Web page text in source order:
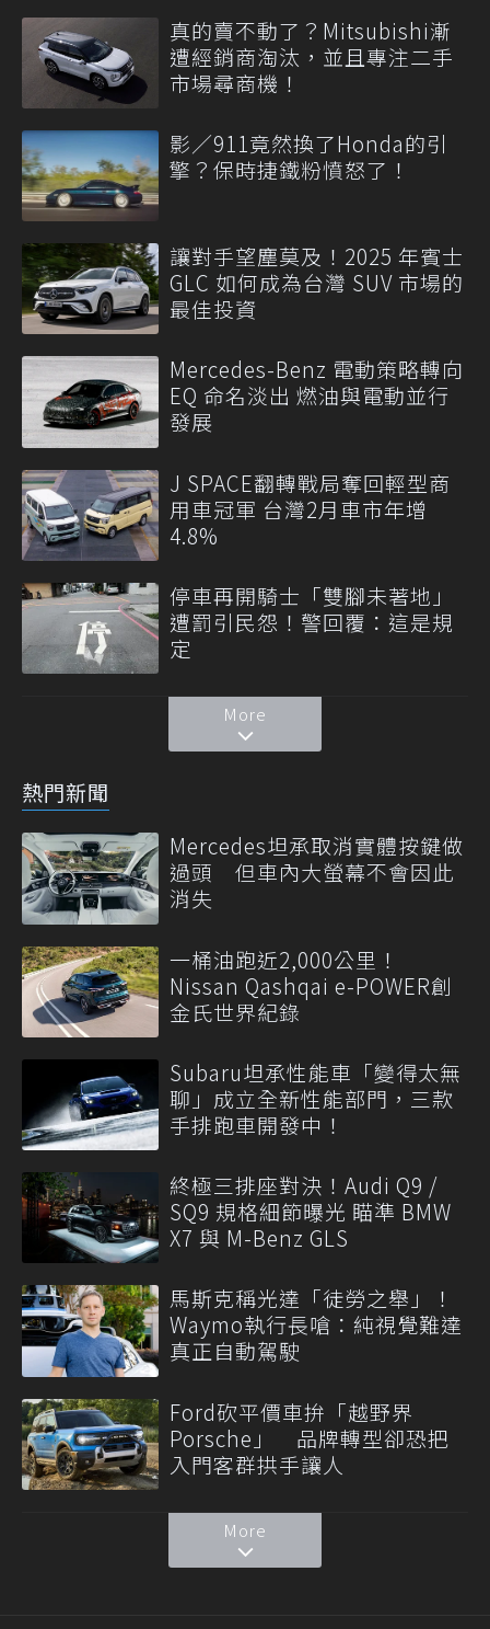
真的賣不動了？Mitsubishi漸
遭經銷商淘汰，並且專注二手
市場尋商機！
影／911竟然換了Honda的引
擎？保時捷鐵粉憤怒了！
讓對手望塵莫及！2025 年賓士
GLC 如何成為台灣 SUV 市場的
最佳投資
Mercedes-Benz 電動策略轉向
EQ 命名淡出 燃油與電動並行
發展
J SPACE翻轉戰局奪回輕型商
用車冠軍 台灣2月車市年增
4.8%
停車再開騎士「雙腳未著地」
遭罰引民怨！警回覆：這是規
定
More
熱門新聞
Mercedes坦承取消實體按鍵做
過頭 但車內大螢幕不會因此
消失
一桶油跑近2,000公里！
Nissan Qashqai e-POWER創
金氏世界紀錄
Subaru坦承性能車「變得太無
聊」成立全新性能部門，三款
手排跑車開發中！
終極三排座對決！Audi Q9 /
SQ9 規格細節曝光 瞄準 BMW
X7 與 M-Benz GLS
馬斯克稱光達「徒勞之舉」！
Waymo執行長嗆：純視覺難達
真正自動駕駛
Ford砍平價車拚「越野界
Porsche」 品牌轉型卻恐把
入門客群拱手讓人
More